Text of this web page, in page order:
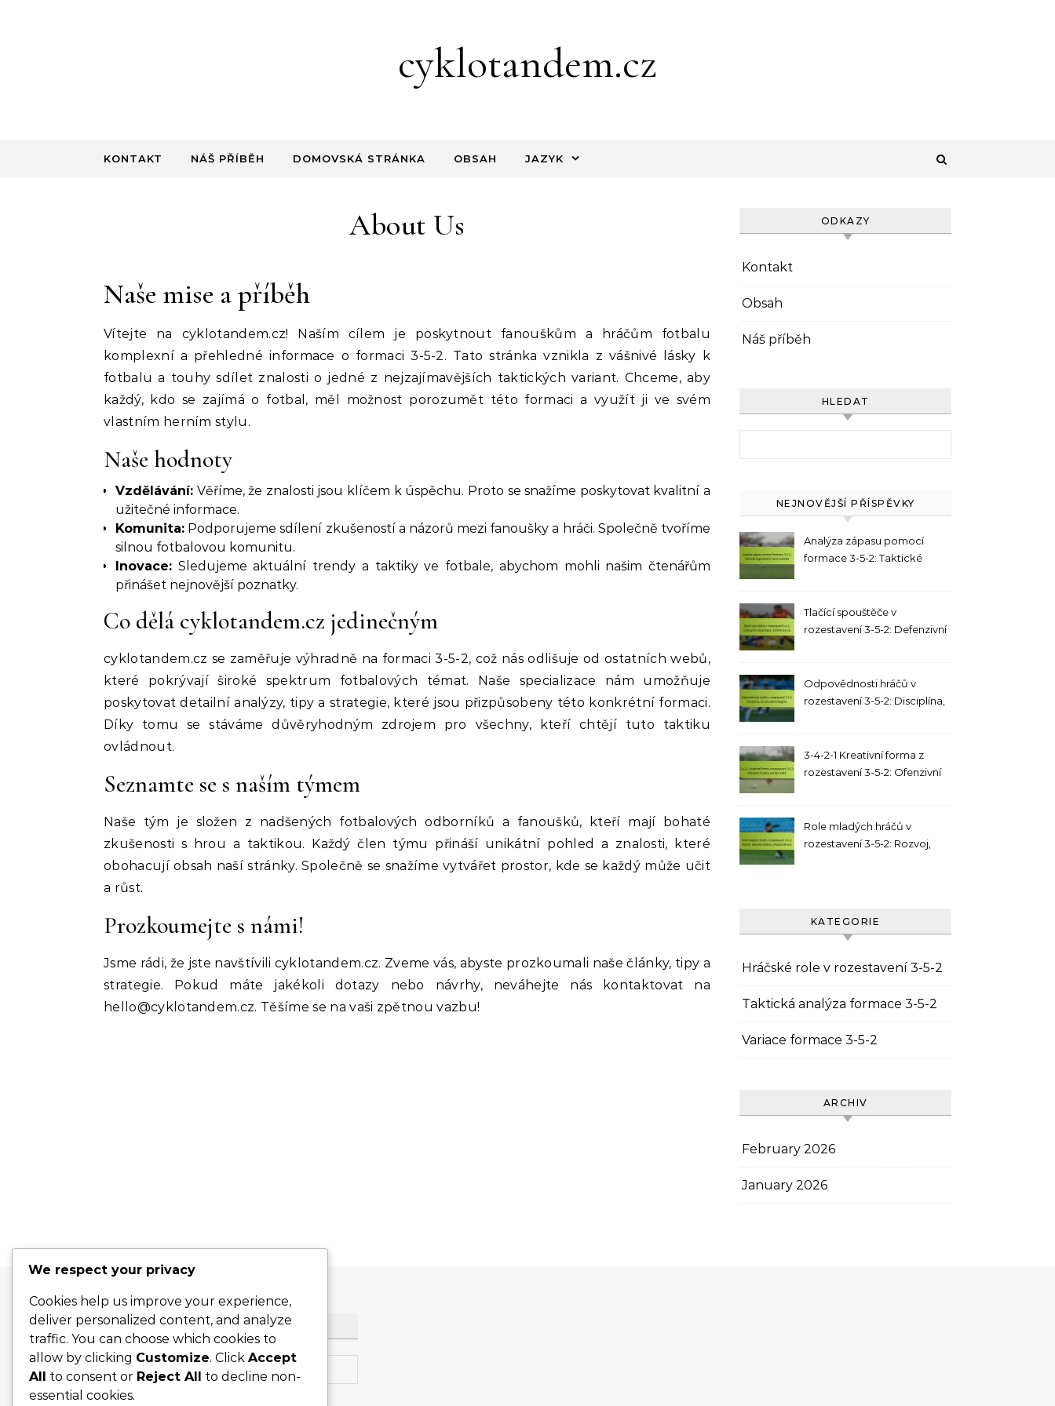
cyklotandem.cz
KONTAKT NÁŠ PŘÍBĚH DOMOVSKÁ STRÁNKA OBSAH JAZYK
About Us
Naše mise a příběh
Vítejte na cyklotandem.cz! Naším cílem je poskytnout fanouškům a hráčům fotbalu
komplexní a přehledné informace o formaci 3-5-2. Tato stránka vznikla z vášnivé lásky k
fotbalu a touhy sdílet znalosti o jedné z nejzajímavějších taktických variant. Chceme, aby
každý, kdo se zajímá o fotbal, měl možnost porozumět této formaci a využít ji ve svém
vlastním herním stylu.
Naše hodnoty
Vzdělávání: Věříme, že znalosti jsou klíčem k úspěchu. Proto se snažíme poskytovat kvalitní a
užitečné informace.
Komunita: Podporujeme sdílení zkušeností a názorů mezi fanoušky a hráči. Společně tvoříme
silnou fotbalovou komunitu.
Inovace: Sledujeme aktuální trendy a taktiky ve fotbale, abychom mohli našim čtenářům
přinášet nejnovější poznatky.
Co dělá cyklotandem.cz jedinečným
cyklotandem.cz se zaměřuje výhradně na formaci 3-5-2, což nás odlišuje od ostatních webů,
které pokrývají široké spektrum fotbalových témat. Naše specializace nám umožňuje
poskytovat detailní analýzy, tipy a strategie, které jsou přizpůsobeny této konkrétní formaci.
Díky tomu se stáváme důvěryhodným zdrojem pro všechny, kteří chtějí tuto taktiku
ovládnout.
Seznamte se s naším týmem
Naše tým je složen z nadšených fotbalových odborníků a fanoušků, kteří mají bohaté
zkušenosti s hrou a taktikou. Každý člen týmu přináší unikátní pohled a znalosti, které
obohacují obsah naší stránky. Společně se snažíme vytvářet prostor, kde se každý může učit
a růst.
Prozkoumejte s námi!
Jsme rádi, že jste navštívili cyklotandem.cz. Zveme vás, abyste prozkoumali naše články, tipy a
strategie. Pokud máte jakékoli dotazy nebo návrhy, neváhejte nás kontaktovat na
hello@cyklotandem.cz. Těšíme se na vaši zpětnou vazbu!
ODKAZY
Kontakt
Obsah
Náš příběh
HLEDAT
NEJNOVĚJŠÍ PŘÍSPĚVKY
Analýza zápasu pomocí
formace 3-5-2: Taktické
Tlačící spouštěče v
rozestavení 3-5-2: Defenzivní
Odpovědnosti hráčů v
rozestavení 3-5-2: Disciplína,
3-4-2-1 Kreativní forma z
rozestavení 3-5-2: Ofenzivní
Role mladých hráčů v
rozestavení 3-5-2: Rozvoj,
KATEGORIE
Hráčské role v rozestavení 3-5-2
Taktická analýza formace 3-5-2
Variace formace 3-5-2
ARCHIV
February 2026
January 2026
HLEDAT
Search for:
We respect your privacy
Cookies help us improve your experience,
deliver personalized content, and analyze
traffic. You can choose which cookies to
allow by clicking Customize. Click Accept
All
to consent or Reject All
to decline non-
essential cookies.